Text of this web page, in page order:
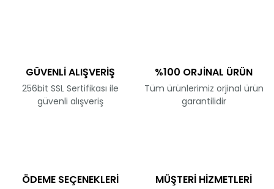
GÜVENLİ ALIŞVERİŞ
256bit SSL Sertifikası ile
güvenli alışveriş
%100 ORJİNAL ÜRÜN
Tüm ürünlerimiz orjinal ürün
garantilidir
ÖDEME SEÇENEKLERİ MÜŞTERİ HİZMETLERİ